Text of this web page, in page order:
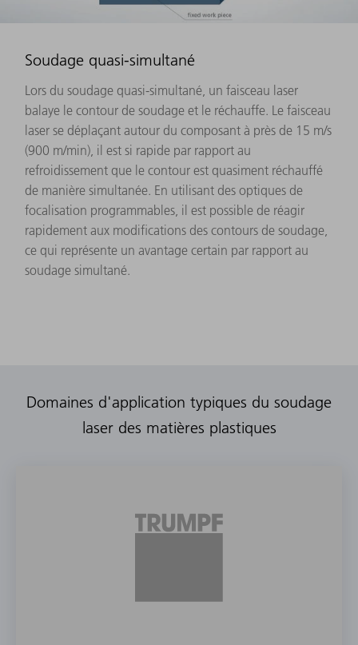
Soudage quasi-simultané
Lors du soudage quasi-simultané, un faisceau laser
balaye le contour de soudage et le réchauffe. Le faisceau
laser se déplaçant autour du composant à près de 15 m/s
(900 m/min), il est si rapide par rapport au
refroidissement que le contour est quasiment réchauffé
de manière simultanée. En utilisant des optiques de
focalisation programmables, il est possible de réagir
rapidement aux modifications des contours de soudage,
ce qui représente un avantage certain par rapport au
soudage simultané.
Domaines d'application typiques du soudage
laser des matières plastiques